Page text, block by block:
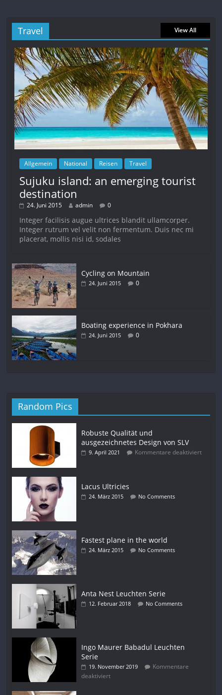
Travel View All
Allgemein National Reisen Travel
Sujuku island: an emerging tourist
destination
24. Juni 2015 admin 0
Integer facilisis augue ultrices blandit ullamcorper.
Integer rutrum vel velit non fermentum. Duis nec mi
placerat, mollis nisi id, sodales
Cycling on Mountain
24. Juni 2015 0
Boating experience in Pokhara
24. Juni 2015 0
Random Pics
Robuste Qualität und
ausgezeichnetes Design von SLV
9. April 2021 Kommentare deaktiviert
Lacus Ultricies
24. März 2015 No Comments
Fastest plane in the world
24. März 2015 No Comments
Anta Nest Leuchten Serie
12. Februar 2018 No Comments
Ingo Maurer Babadul Leuchten
Serie
19. November 2019
Kommentare
deaktiviert